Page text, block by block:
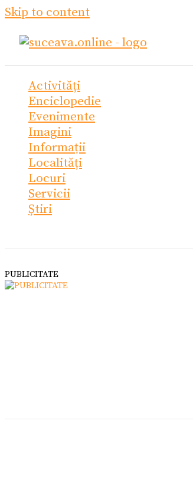
Skip to content
Activități
Enciclopedie
Evenimente
Imagini
Informații
Localități
Locuri
Servicii
Știri
PUBLICITATE